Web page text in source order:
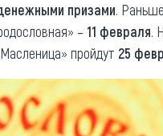
призами.
– 11 февраля.
пройдут 25